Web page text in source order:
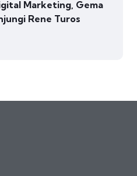
Marketing, Gema
Rene Turos